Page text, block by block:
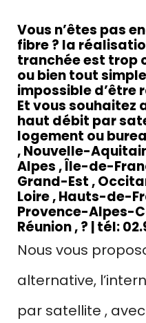
Vous n’êtes pas
fibre ? la
tranchée est trop
ou bien tout
impossible d’être
Et vous souhaitez
haut débit par
logement ou
, Nouvelle-
Alpes , Île-de-
Grand-Est ,
Loire , Hauts-de-
Provence-Alpes-
Réunion , ? | tél:
Nous vous
alternative,
par satellite ,